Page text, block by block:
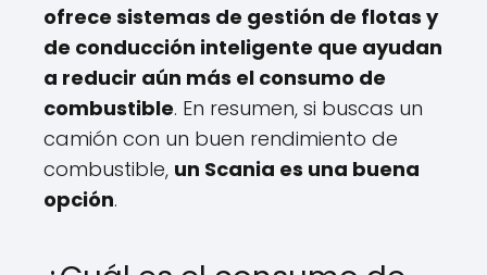
ofrece sistemas de gestión de flotas y
de conducción inteligente que ayudan
a reducir aún más el consumo de
combustible. En resumen, si buscas un
camión con un buen rendimiento de
combustible, un Scania es una buena
opción.